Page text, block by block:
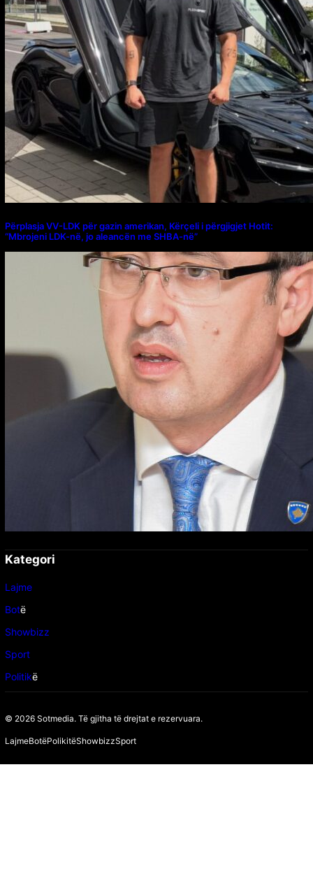
Përplasja VV-LDK për gazin amerikan, Kërçeli i përgjigjet Hotit:
“Mbrojeni LDK-në, jo aleancën me SHBA-në”
Kategori
Lajme
Botë
Showbizz
Sport
Politikë
© 2026 Sotmedia. Të gjitha të drejtat e rezervuara.
LajmeBotëPolikitëShowbizzSport